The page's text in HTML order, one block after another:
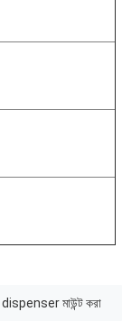
dispenser মাউন্ট করা